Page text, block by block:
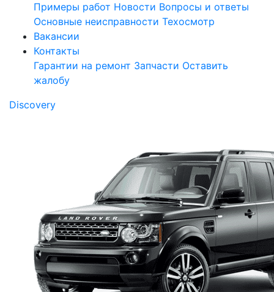
Примеры работ Новости Вопросы и ответы
Основные неисправности Техосмотр
Вакансии
Контакты
Гарантии на ремонт Запчасти Оставить
жалобу
Discovery